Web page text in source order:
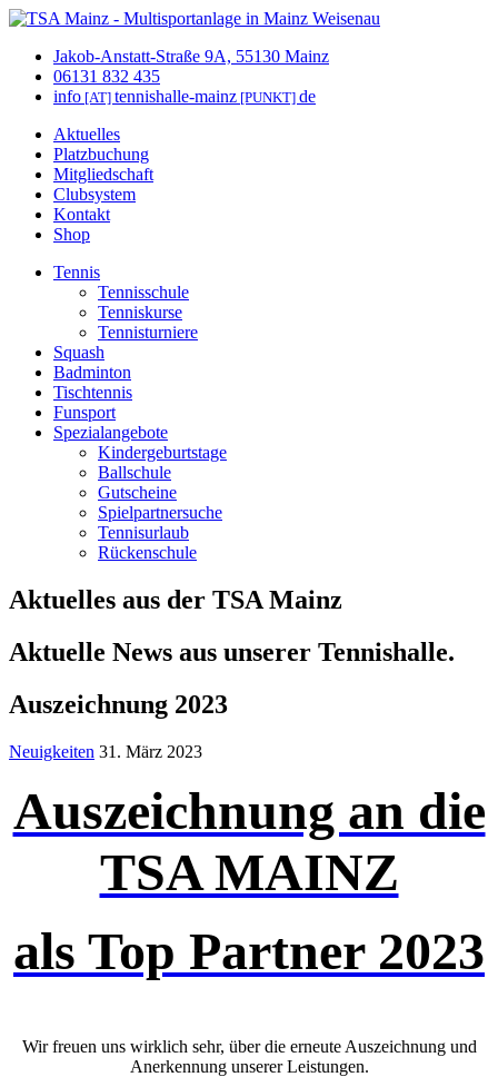
Jakob-Anstatt-Straße 9A, 55130 Mainz
06131 832 435
info [AT] tennishalle-mainz [PUNKT] de
Aktuelles
Platzbuchung
Mitgliedschaft
Clubsystem
Kontakt
Shop
Tennis
Tennisschule
Tenniskurse
Tennisturniere
Squash
Badminton
Tischtennis
Funsport
Spezialangebote
Kindergeburtstage
Ballschule
Gutscheine
Spielpartnersuche
Tennisurlaub
Rückenschule
Aktuelles aus der TSA Mainz
Aktuelle News aus unserer Tennishalle.
Auszeichnung 2023
Neuigkeiten 31. März 2023
Auszeichnung an die
TSA MAINZ
als Top Partner 2023
Wir freuen uns wirklich sehr, über die erneute Auszeichnung und
Anerkennung unserer Leistungen.